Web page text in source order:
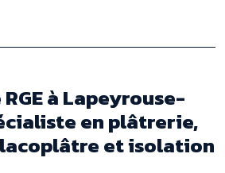
à Lapeyrouse-
en plâtrerie,
et isolation